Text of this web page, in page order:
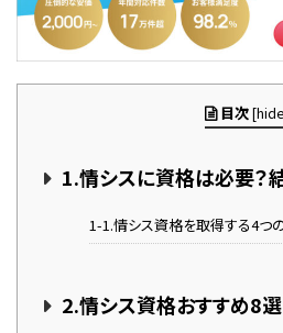
目次[hide
1.情シスに資格は必要？
1-1.情シス資格を取得する4つの
2.情シス資格おすすめ8選